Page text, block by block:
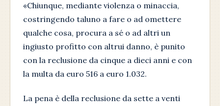
«Chiunque, mediante violenza o minaccia,
costringendo taluno a fare o ad omettere
qualche cosa, procura a sé o ad altri un
ingiusto profitto con altrui danno, è punito
con la reclusione da cinque a dieci anni e con
la multa da euro 516 a euro 1.032.
La pena è della reclusione da sette a venti